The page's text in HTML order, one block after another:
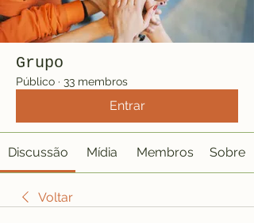
Grupo
Público · 33 membros
Entrar
Discussão Mídia Membros Sobre
Voltar